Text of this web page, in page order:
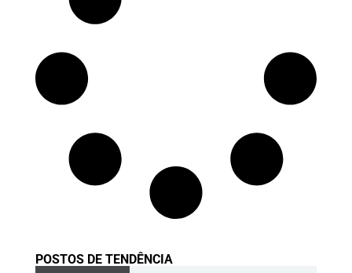
POSTOS DE TENDÊNCIA